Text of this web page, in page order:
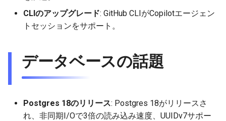
CLIのアップグレード: GitHub CLIがCopilotエージェン
トセッションをサポート。
データベースの話題
Postgres 18のリリース: Postgres 18がリリースさ
れ、非同期I/Oで3倍の読み込み速度、UUIDv7サポー